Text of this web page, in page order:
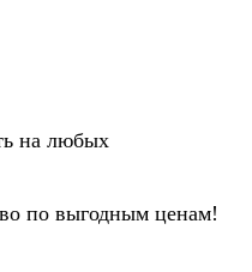
на любых
по выгодным ценам!